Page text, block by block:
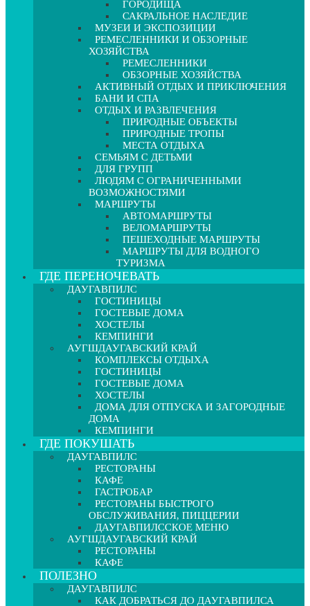
ГОРОДИЩА
САКРАЛЬНОЕ НАСЛЕДИЕ
МУЗЕИ И ЭКСПОЗИЦИИ
РЕМЕСЛЕННИКИ И ОБЗОРНЫЕ
ХОЗЯЙСТВА
РЕМЕСЛЕННИКИ
ОБЗОРНЫЕ ХОЗЯЙСТВА
АКТИВНЫЙ ОТДЫХ И ПРИКЛЮЧЕНИЯ
БАНИ И СПА
ОТДЫХ И РАЗВЛЕЧЕНИЯ
ПРИРОДНЫЕ ОБЪЕКТЫ
ПРИРОДНЫЕ ТРОПЫ
МЕСТА ОТДЫХА
СЕМЬЯМ С ДЕТЬМИ
ДЛЯ ГРУПП
ЛЮДЯМ С ОГРАНИЧЕННЫМИ
ВОЗМОЖНОСТЯМИ
МАРШРУТЫ
АВТОМАРШРУТЫ
ВЕЛОМАРШРУТЫ
ПЕШЕХОДНЫЕ МАРШРУТЫ
МАРШРУТЫ ДЛЯ ВОДНОГО
ТУРИЗМА
ГДЕ ПЕРЕНОЧЕВАТЬ
ДАУГАВПИЛС
ГОСТИНИЦЫ
ГОСТЕВЫЕ ДОМА
ХОСТЕЛЫ
КЕМПИНГИ
АУГШДАУГАВСКИЙ КРАЙ
КОМПЛЕКСЫ ОТДЫХА
ГОСТИНИЦЫ
ГОСТЕВЫЕ ДОМА
ХОСТЕЛЫ
ДОМА ДЛЯ ОТПУСКА И ЗАГОРОДНЫЕ
ДОМА
КЕМПИНГИ
ГДЕ ПОКУШАТЬ
ДАУГАВПИЛС
РЕСТОРАНЫ
КАФЕ
ГАСТРОБАР
РЕСТОРАНЫ БЫСТРОГО
ОБСЛУЖИВАНИЯ, ПИЦЦЕРИИ
ДАУГАВПИЛССКОЕ МЕНЮ
АУГШДАУГАВСКИЙ КРАЙ
РЕСТОРАНЫ
КАФЕ
ПОЛЕЗНО
ДАУГАВПИЛС
КАК ДОБРАТЬСЯ ДО ДАУГАВПИЛСА